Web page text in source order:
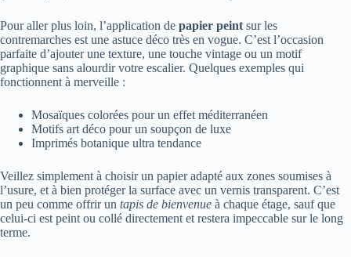
Pour aller plus loin, l’application de papier peint sur les
contremarches est une astuce déco très en vogue. C’est l’occasion
parfaite d’ajouter une texture, une touche vintage ou un motif
graphique sans alourdir votre escalier. Quelques exemples qui
fonctionnent à merveille :
Mosaïques colorées pour un effet méditerranéen
Motifs art déco pour un soupçon de luxe
Imprimés botanique ultra tendance
Veillez simplement à choisir un papier adapté aux zones soumises à
l’usure, et à bien protéger la surface avec un vernis transparent. C’est
un peu comme offrir un tapis de bienvenue à chaque étage, sauf que
celui-ci est peint ou collé directement et restera impeccable sur le long
terme.